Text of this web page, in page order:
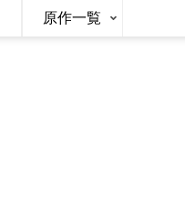
原作一覧